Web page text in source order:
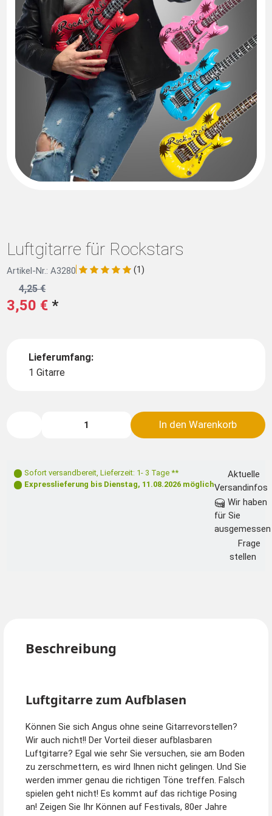
Luftgitarre für Rockstars
Artikel-Nr.: A3280 (1)
3,50 € *
4,25 €
Lieferumfang:
1 Gitarre
In den Warenkorb
Sofort versandbereit, Lieferzeit: 1- 3 Tage **
Expresslieferung bis Dienstag, 11.08.2026 möglich
Aktuelle
Versandinfos
für Sie
ausgemessen
Frage
stellen
Beschreibung
Luftgitarre zum Aufblasen
Können Sie sich Angus ohne seine Gitarrevorstellen?
Wir auch nicht!! Der Vorteil dieser aufblasbaren
Luftgitarre? Egal wie sehr Sie versuchen, sie am Boden
zu zerschmettern, es wird Ihnen nicht gelingen. Und Sie
werden immer genau die richtigen Töne treffen. Falsch
spielen geht nicht! Es kommt auf das richtige Posing
an! Zeigen Sie Ihr Können auf Festivals, 80er Jahre